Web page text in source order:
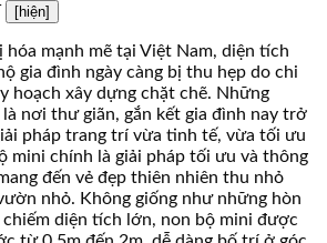
[hiện]
hóa mạnh mẽ tại Việt Nam, diện tích
gia đình ngày càng bị thu hẹp do chi
hoạch xây dựng chặt chẽ. Những
là nơi thư giãn, gắn kết gia đình nay trở
pháp trang trí vừa tinh tế, vừa tối ưu
mini chính là giải pháp tối ưu và thông
đến vẻ đẹp thiên nhiên thu nhỏ
nhỏ. Không giống như những hòn
diện tích lớn, non bộ mini được